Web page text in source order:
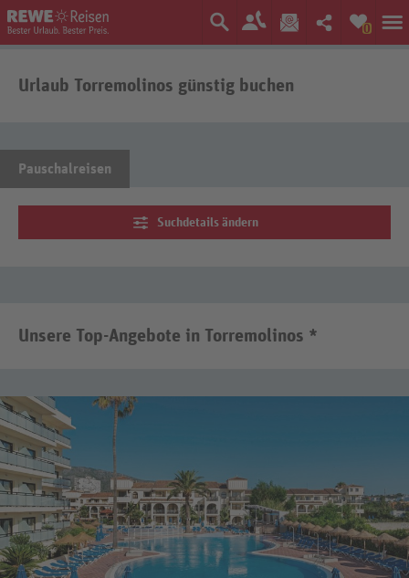
0
Urlaub Torremolinos günstig buchen
Pauschalreisen
Suchdetails ändern
Unsere Top-Angebote in Torremolinos *